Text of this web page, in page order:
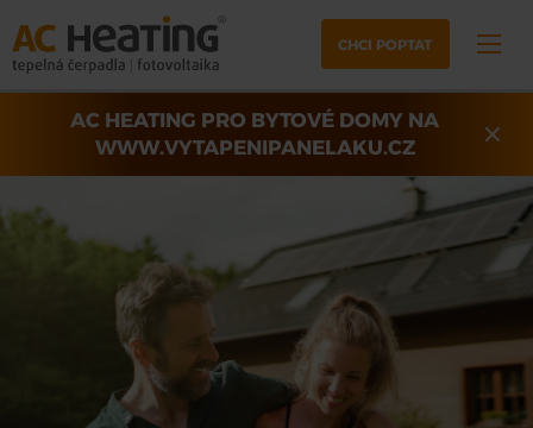
AC HEATING PRO BYTOVÉ DOMY NA
WWW.VYTAPENIPANELAKU.CZ
CHCI POPTAT